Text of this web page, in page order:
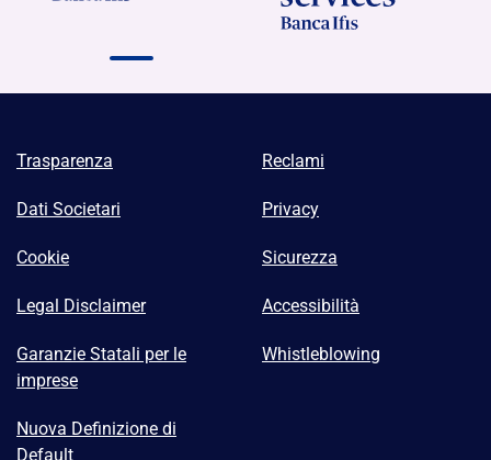
Trasparenza Reclami
Dati Societari Privacy
Cookie Sicurezza
Legal Disclaimer Accessibilità
Garanzie Statali per le
imprese
Whistleblowing
Nuova Definizione di
Default